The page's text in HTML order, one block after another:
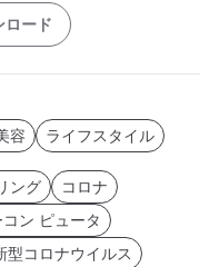
ロード
容 ライフスタイル
ング
コロナ
ン ピュータ
型コロナウイルス